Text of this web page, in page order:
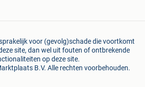
voor (gevolg)schade die voortkomt
site, dan wel uit fouten of ontbrekende
op deze site.
B.V. Alle rechten voorbehouden.